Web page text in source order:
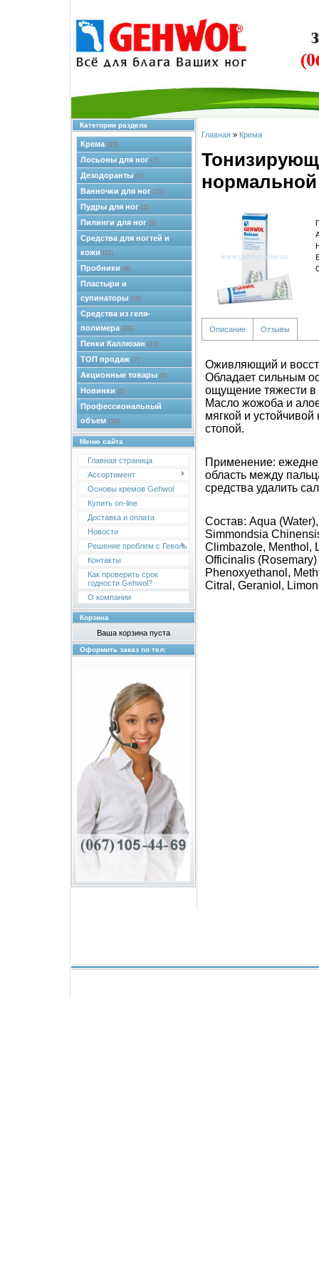
Категории раздела
Крема (33)
Лосьоны для ног (7)
Дезодоранты (7)
Ванночки для ног (11)
Пудры для ног (2)
Пилинги для ног (6)
Средства для ногтей и
кожи (11)
Пробники (4)
Пластыри и
супинаторы (18)
Средства из геля-
полимера (33)
Пенки Каллюзан (15)
ТОП продаж (7)
Акционные товары (9)
Новинки (5)
Профессиональный
объем (18)
Меню сайта
Главная страница
Ассортимент
Основы кремов Gehwol
Купить on-line
Доставка и оплата
Новости
Решение проблем с Геволь
Контакты
Как проверить срок
годности Gehwol?
О компании
Корзина
Ваша корзина пуста
Оформить заказ по тел:
Главная » Крема
Описание Отзывы
Оживляющий и
Обладает сильным
ощущение тяжести в
Масло жожоба и
мягкой и устойчивой
стопой.
Применение:
область между
средства удалить
Состав: Aqua
Simmondsia
Climbazole, Menthol,
Officinalis
Phenoxyethanol,
Citral, Geraniol,